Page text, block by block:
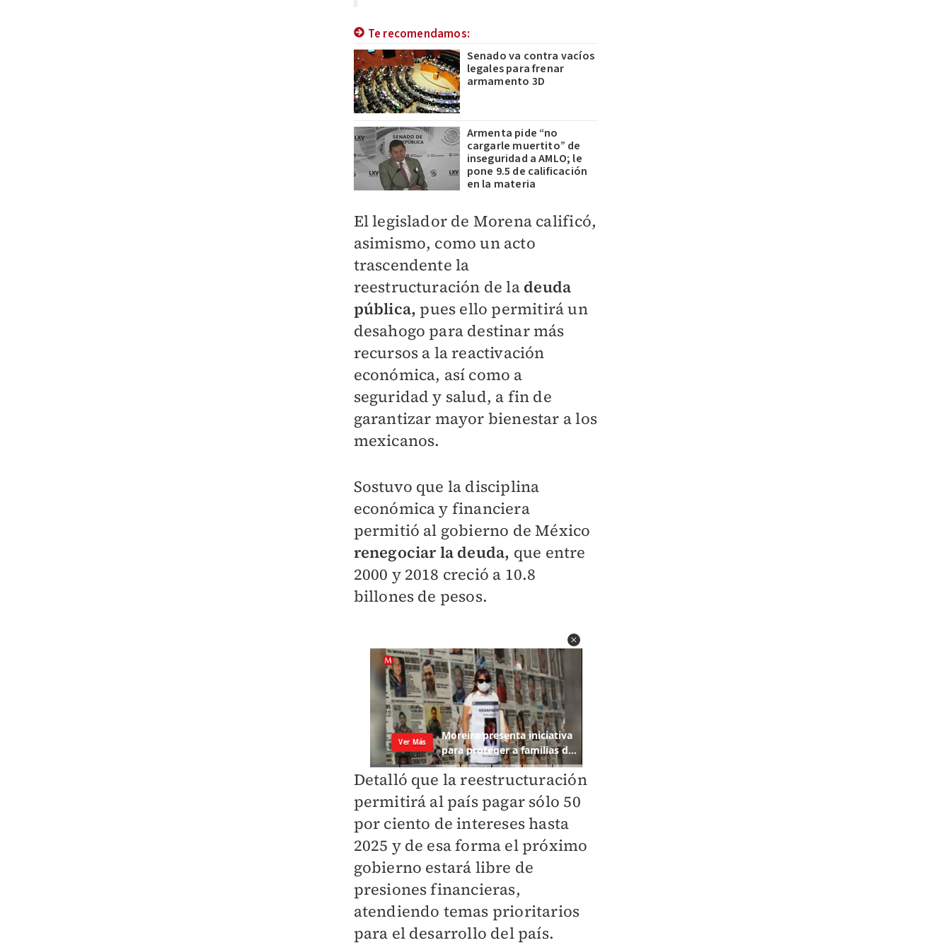
Te recomendamos:
Senado va contra vacíos
legales para frenar
armamento 3D
Armenta pide “no
cargarle muertito” de
inseguridad a AMLO; le
pone 9.5 de calificación
en la materia
El legislador de Morena calificó,
asimismo, como un acto
trascendente la
reestructuración de la deuda
pública, pues ello permitirá un
desahogo para destinar más
recursos a la reactivación
económica, así como a
seguridad y salud, a fin de
garantizar mayor bienestar a los
mexicanos.
Sostuvo que la disciplina
económica y financiera
permitió al gobierno de México
renegociar la deuda, que entre
2000 y 2018 creció a 10.8
billones de pesos.
Detalló que la reestructuración
permitirá al país pagar sólo 50
por ciento de intereses hasta
2025 y de esa forma el próximo
gobierno estará libre de
presiones financieras,
atendiendo temas prioritarios
para el desarrollo del país.